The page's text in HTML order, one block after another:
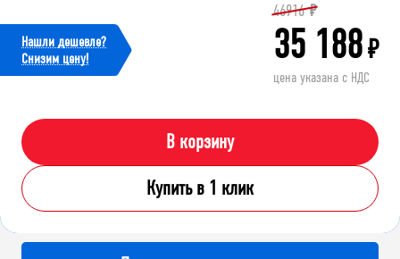
Нашли дешевле?
Cнизим цену!
46916 ₽
35 188₽
цена указана с НДС
В корзину
Купить в 1 клик